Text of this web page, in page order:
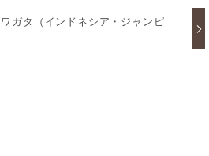
ガタ（インドネシア・ジャンピ